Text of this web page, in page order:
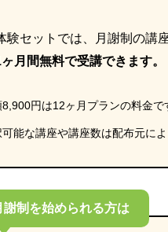
験セットでは、月謝制の講
月間無料で受講できます。
円は12ヶ月プランの料金で
能な講座や講座数は配布元によ
謝制を始められる方は